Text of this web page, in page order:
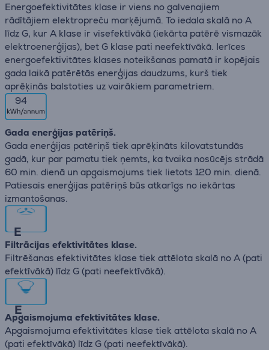
Energoefektivitātes klase ir viens no galvenajiem
rādītājiem elektropreču marķējumā. To iedala skalā no A
līdz G, kur A klase ir visefektīvākā (iekārta patērē vismazāk
elektroenerģijas), bet G klase pati neefektīvākā. Ierīces
energoefektivitātes klases noteikšanas pamatā ir kopējais
gada laikā patērētās enerģijas daudzums, kurš tiek
aprēķinās balstoties uz vairākiem parametriem.
94
Gada enerģijas patēriņš.
Gada enerģijas patēriņš tiek aprēķināts kilovatstundās
gadā, kur par pamatu tiek ņemts, ka tvaika nosūcējs strādā
60 min. dienā un apgaismojums tiek lietots 120 min. dienā.
Patiesais enerģijas patēriņš būs atkarīgs no iekārtas
izmantošanas.
E
Filtrācijas efektivitātes klase.
Filtrēšanas efektivitātes klase tiek attēlota skalā no А (pati
efektīvākā) līdz G (pati neefektīvākā).
E
Apgaismojuma efektivitātes klase.
Apgaismojuma efektivitātes klase tiek attēlota skalā no А
(pati efektīvākā) līdz G (pati neefektīvākā).